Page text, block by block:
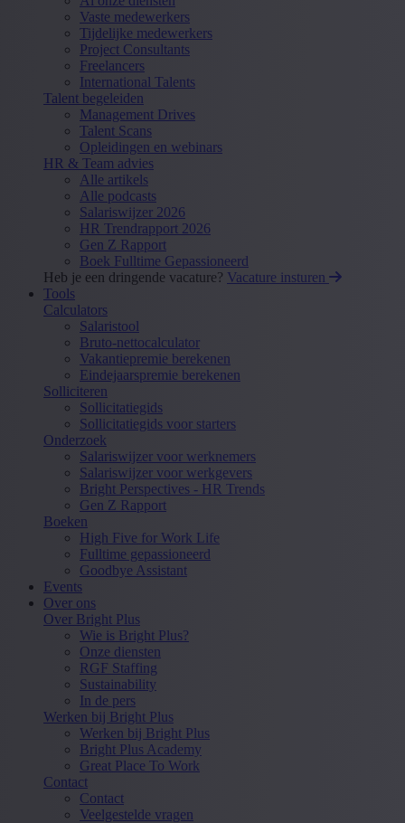
Vaste medewerkers
Tijdelijke medewerkers
Project Consultants
Freelancers
International Talents
Talent begeleiden
Management Drives
Talent Scans
Opleidingen en webinars
HR & Team advies
Alle artikels
Alle podcasts
Salariswijzer 2026
HR Trendrapport 2026
Gen Z Rapport
Boek Fulltime Gepassioneerd
Heb je een dringende vacature? Vacature insturen
Tools
Calculators
Salaristool
Bruto-nettocalculator
Vakantiepremie berekenen
Eindejaarspremie berekenen
Solliciteren
Sollicitatiegids
Sollicitatiegids voor starters
Onderzoek
Salariswijzer voor werknemers
Salariswijzer voor werkgevers
Bright Perspectives - HR Trends
Gen Z Rapport
Boeken
High Five for Work Life
Fulltime gepassioneerd
Goodbye Assistant
Events
Over ons
Over Bright Plus
Wie is Bright Plus?
Onze diensten
RGF Staffing
Sustainability
In de pers
Werken bij Bright Plus
Werken bij Bright Plus
Bright Plus Academy
Great Place To Work
Contact
Contact
Veelgestelde vragen